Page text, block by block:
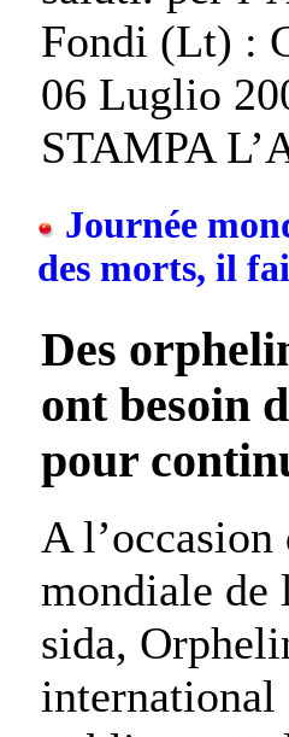
Fondi (Lt) :
06 Luglio
STAMPA
Journée
des morts, il
Des
ont besoin
pour
A
mondiale de
sida,
international